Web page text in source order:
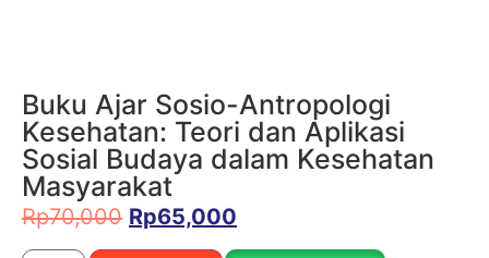
Buku Ajar Sosio-Antropologi
Kesehatan: Teori dan Aplikasi
Sosial Budaya dalam Kesehatan
Masyarakat
Rp70,000 Rp65,000